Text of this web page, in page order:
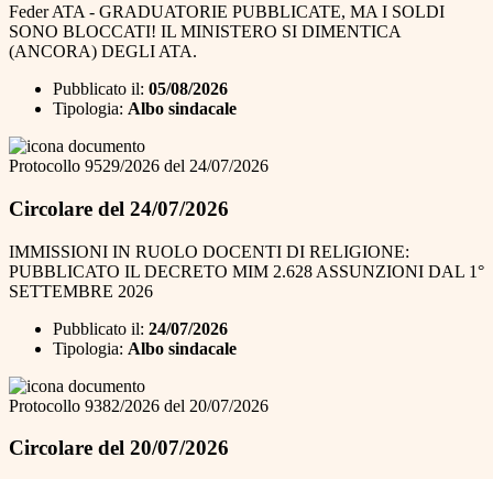
Feder ATA - GRADUATORIE PUBBLICATE, MA I SOLDI
SONO BLOCCATI! IL MINISTERO SI DIMENTICA
(ANCORA) DEGLI ATA.
Pubblicato il: 05/08/2026
Tipologia: Albo sindacale
Protocollo 9529/2026 del 24/07/2026
Circolare del 24/07/2026
IMMISSIONI IN RUOLO DOCENTI DI RELIGIONE:
PUBBLICATO IL DECRETO MIM 2.628 ASSUNZIONI DAL 1°
SETTEMBRE 2026
Pubblicato il: 24/07/2026
Tipologia: Albo sindacale
Protocollo 9382/2026 del 20/07/2026
Circolare del 20/07/2026